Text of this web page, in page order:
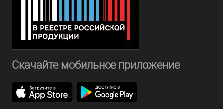
Скачайте мобильное приложение